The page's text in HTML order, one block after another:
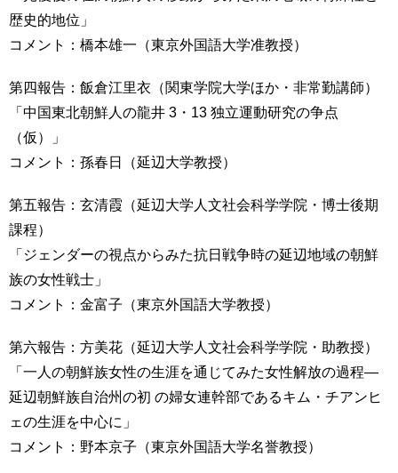
セ
ス
イ
ト
ッ
プ
歴史的地位」
コメント：橋本雄一（東京外国語大学准教授）
第四報告：飯倉江里衣（関東学院大学ほか・非常勤講師）
「中国東北朝鮮人の龍井 3・13 独立運動研究の争点
（仮）」
コメント：孫春日（延辺大学教授）
第五報告：玄清霞（延辺大学人文社会科学学院・博士後期
課程）
「ジェンダーの視点からみた抗日戦争時の延辺地域の朝鮮
族の女性戦士」
コメント：金富子（東京外国語大学教授）
第六報告：方美花（延辺大学人文社会科学学院・助教授）
「一人の朝鮮族女性の生涯を通じてみた女性解放の過程―
延辺朝鮮族自治州の初 の婦女連幹部であるキム・チアンヒ
ェの生涯を中心に」
コメント：野本京子（東京外国語大学名誉教授）